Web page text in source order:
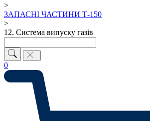
>
ЗАПАСНІ ЧАСТИНИ Т-150
>
12. Система випуску газів
0